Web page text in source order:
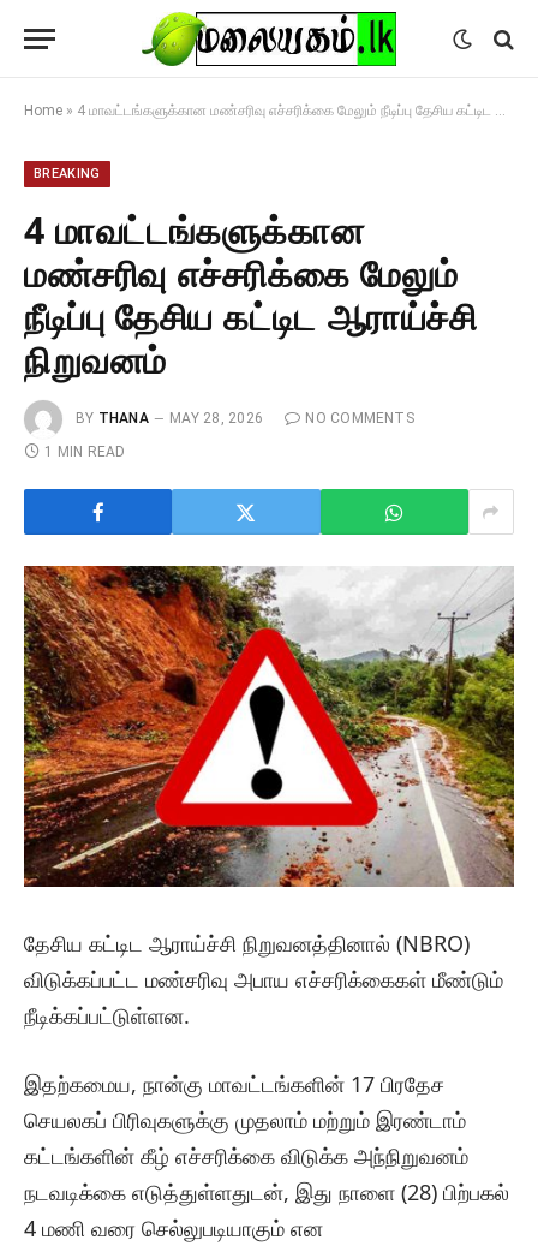
Home » 4 மாவட்டங்களுக்கான மண்சரிவு எச்சரிக்கை மேலும் நீடிப்பு தேசிய கட்டிட ஆராய்ச்சி நிறுவனம்
BREAKING
4 மாவட்டங்களுக்கான
மண்சரிவு எச்சரிக்கை மேலும்
நீடிப்பு தேசிய கட்டிட ஆராய்ச்சி
நிறுவனம்
BY THANA MAY 28, 2026
NO COMMENTS
1 MIN READ
தேசிய கட்டிட ஆராய்ச்சி நிறுவனத்தினால் (NBRO)
விடுக்கப்பட்ட மண்சரிவு அபாய எச்சரிக்கைகள் மீண்டும்
நீடிக்கப்பட்டுள்ளன.
இதற்கமைய, நான்கு மாவட்டங்களின் 17 பிரதேச
செயலகப் பிரிவுகளுக்கு முதலாம் மற்றும் இரண்டாம்
கட்டங்களின் கீழ் எச்சரிக்கை விடுக்க அந்நிறுவனம்
நடவடிக்கை எடுத்துள்ளதுடன், இது நாளை (28) பிற்பகல்
4 மணி வரை செல்லுபடியாகும் என